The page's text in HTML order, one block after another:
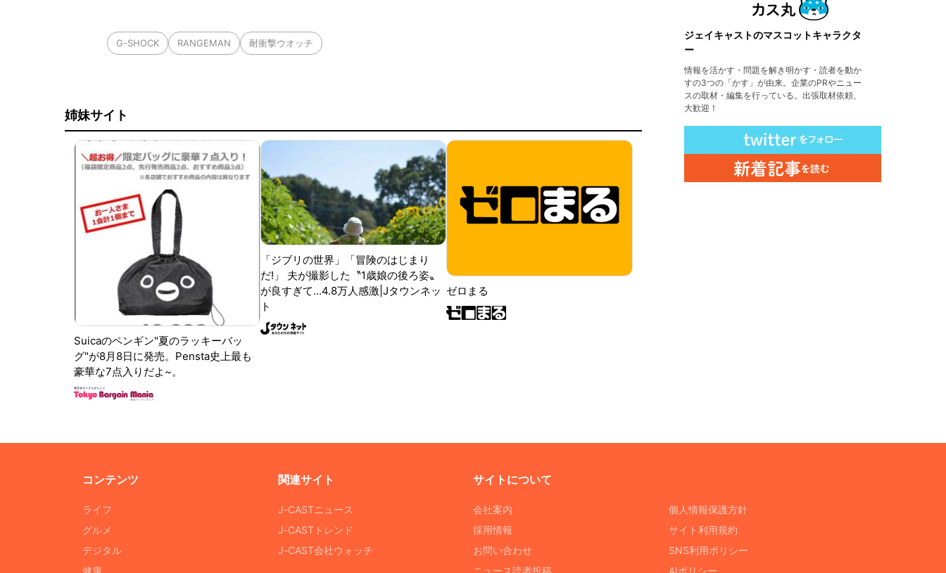
G-SHOCK RANGEMAN 耐衝撃ウオッチ
姉妹サイト
Suicaのペンギン"夏のラッキーバッ
グ"が8月8日に発売。Pensta史上最も
豪華な7点入りだよ~。
「ジブリの世界」「冒険のはじまり
だ!」 夫が撮影した〝1歳娘の後ろ姿〟
が良すぎて...4.8万人感激|Jタウンネッ
ト
ゼロまる
ジェイキャストのマスコットキャラクタ
ー
情報を活かす・問題を解き明かす・読者を動か
すの3つの「かす」が由来。企業のPRやニュー
スの取材・編集を行っている。出張取材依頼、
大歓迎！
コンテンツ
ライフ
グルメ
デジタル
健康
関連サイト
J-CASTニュース
J-CASTトレンド
J-CAST会社ウォッチ
サイトについて
会社案内
採用情報
お問い合わせ
ニュース読者投稿
個人情報保護方針
サイト利用規約
SNS利用ポリシー
AIポリシー